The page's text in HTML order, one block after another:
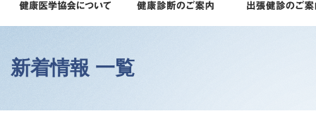
新着情報 一覧